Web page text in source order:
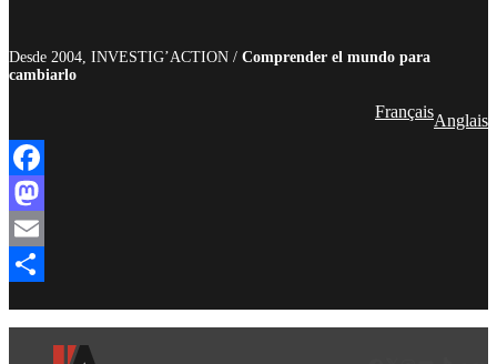
Desde 2004, INVESTIG’ACTION / Comprender el mundo para
cambiarlo
FrançaisAnglais
Facebook
Mastodon
Email